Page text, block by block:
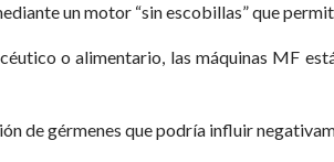
un motor “sin escobillas” que
o alimentario, las máquinas MF
de gérmenes que podría influir